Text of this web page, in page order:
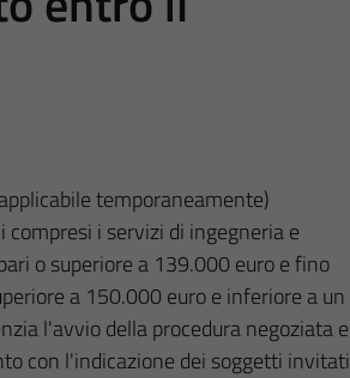
temporaneamente)
i servizi di ingegneria e
o superiore a 139.000 euro e fino
a 150.000 euro e inferiore a un
l'avvio della procedura negoziata e
con l'indicazione dei soggetti invitati